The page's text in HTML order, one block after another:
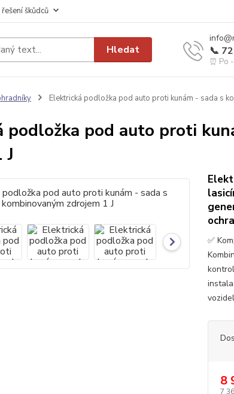
škůdců
Hledat 📞
⏰ Po
Elektrická podložka pod auto proti kunám - sada s
podložka pod auto proti
J
✅
8
7